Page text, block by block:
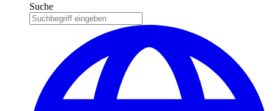
Suche